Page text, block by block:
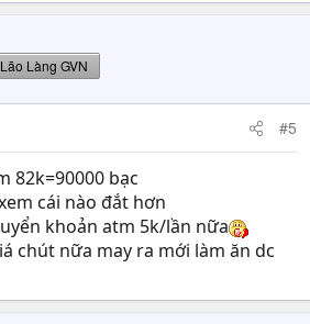
Lão Làng GVN
#5
82k=90000 bạc
cái nào đắt hơn
khoản atm 5k/lần nữa
chút nữa may ra mới làm ăn dc